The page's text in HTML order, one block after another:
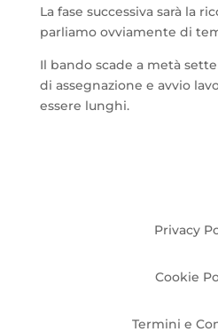
La fase successiva sarà la
parliamo ovviamente di
Il bando scade a metà
di assegnazione e avvio
essere lunghi.
Privacy
Cookie
Termini e